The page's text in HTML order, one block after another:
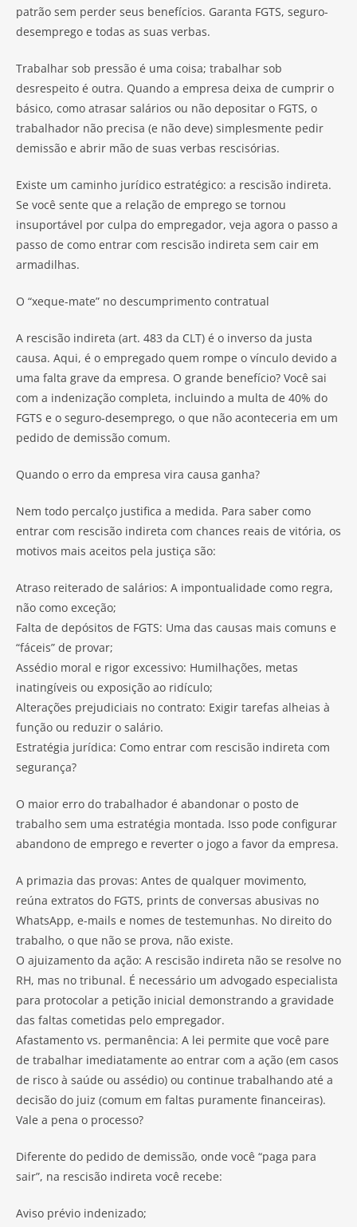
patrão sem perder seus benefícios. Garanta FGTS, seguro-
desemprego e todas as suas verbas.
Trabalhar sob pressão é uma coisa; trabalhar sob
desrespeito é outra. Quando a empresa deixa de cumprir o
básico, como atrasar salários ou não depositar o FGTS, o
trabalhador não precisa (e não deve) simplesmente pedir
demissão e abrir mão de suas verbas rescisórias.
Existe um caminho jurídico estratégico: a rescisão indireta.
Se você sente que a relação de emprego se tornou
insuportável por culpa do empregador, veja agora o passo a
passo de como entrar com rescisão indireta sem cair em
armadilhas.
O “xeque-mate” no descumprimento contratual
A rescisão indireta (art. 483 da CLT) é o inverso da justa
causa. Aqui, é o empregado quem rompe o vínculo devido a
uma falta grave da empresa. O grande benefício? Você sai
com a indenização completa, incluindo a multa de 40% do
FGTS e o seguro-desemprego, o que não aconteceria em um
pedido de demissão comum.
Quando o erro da empresa vira causa ganha?
Nem todo percalço justifica a medida. Para saber como
entrar com rescisão indireta com chances reais de vitória, os
motivos mais aceitos pela justiça são:
Atraso reiterado de salários: A impontualidade como regra,
não como exceção;
Falta de depósitos de FGTS: Uma das causas mais comuns e
“fáceis” de provar;
Assédio moral e rigor excessivo: Humilhações, metas
inatingíveis ou exposição ao ridículo;
Alterações prejudiciais no contrato: Exigir tarefas alheias à
função ou reduzir o salário.
Estratégia jurídica: Como entrar com rescisão indireta com
segurança?
O maior erro do trabalhador é abandonar o posto de
trabalho sem uma estratégia montada. Isso pode configurar
abandono de emprego e reverter o jogo a favor da empresa.
A primazia das provas: Antes de qualquer movimento,
reúna extratos do FGTS, prints de conversas abusivas no
WhatsApp, e-mails e nomes de testemunhas. No direito do
trabalho, o que não se prova, não existe.
O ajuizamento da ação: A rescisão indireta não se resolve no
RH, mas no tribunal. É necessário um advogado especialista
para protocolar a petição inicial demonstrando a gravidade
das faltas cometidas pelo empregador.
Afastamento vs. permanência: A lei permite que você pare
de trabalhar imediatamente ao entrar com a ação (em casos
de risco à saúde ou assédio) ou continue trabalhando até a
decisão do juiz (comum em faltas puramente financeiras).
Vale a pena o processo?
Diferente do pedido de demissão, onde você “paga para
sair”, na rescisão indireta você recebe:
Aviso prévio indenizado;